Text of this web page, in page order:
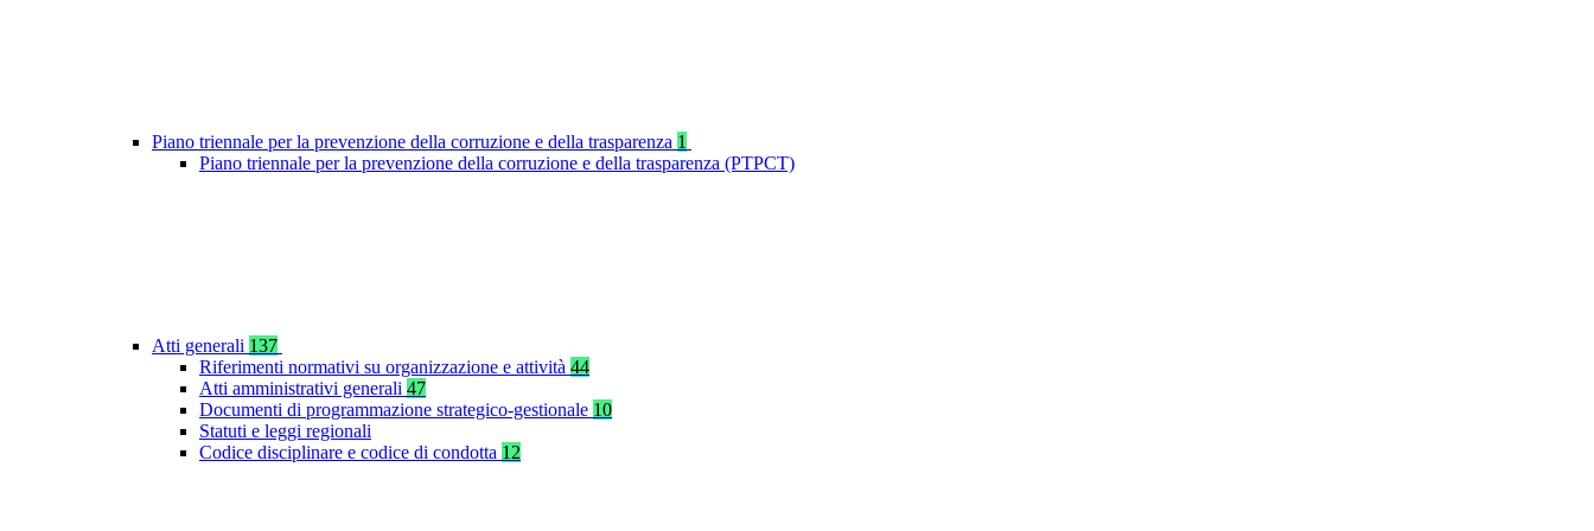
Piano triennale per la prevenzione della corruzione e della trasparenza 1
Piano triennale per la prevenzione della corruzione e della trasparenza (PTPCT)
Atti generali 137
Riferimenti normativi su organizzazione e attività 44
Atti amministrativi generali 47
Documenti di programmazione strategico-gestionale 10
Statuti e leggi regionali
Codice disciplinare e codice di condotta 12